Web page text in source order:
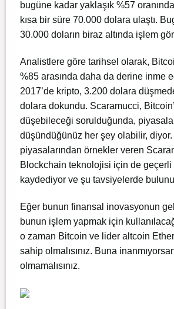
bugüne kadar yaklaşık %57
kısa bir süre 70.000 dolara ulaştı.
30.000 doların biraz altında işlem
Analistlere göre tarihsel olarak,
%85 arasında daha da derine inme
2017’de kripto, 3.200 dolara
dolara dokundu. Scaramucci,
düşebileceği sorulduğunda,
düşündüğünüz her şey olabilir,
piyasalarından örnekler veren
Blockchain teknolojisi için de geçerli
kaydediyor ve şu tavsiyelerde
Eğer bunun finansal inovasyonun
bunun işlem yapmak için
o zaman Bitcoin ve lider altcoin
sahip olmalısınız. Buna
olmamalısınız.